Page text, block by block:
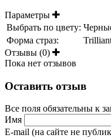
Параметры
Выбрать по цвету:
Форма страз:
Отзывы (0)
Пока нет отзывов
Оставить отзыв
Все поля обязательны к
Имя
E-mail (на сайте не